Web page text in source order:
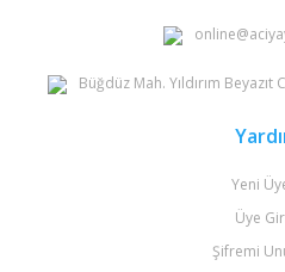
Büğdüz Mah. Yıldırım
Yeni
Üye
Şifremi